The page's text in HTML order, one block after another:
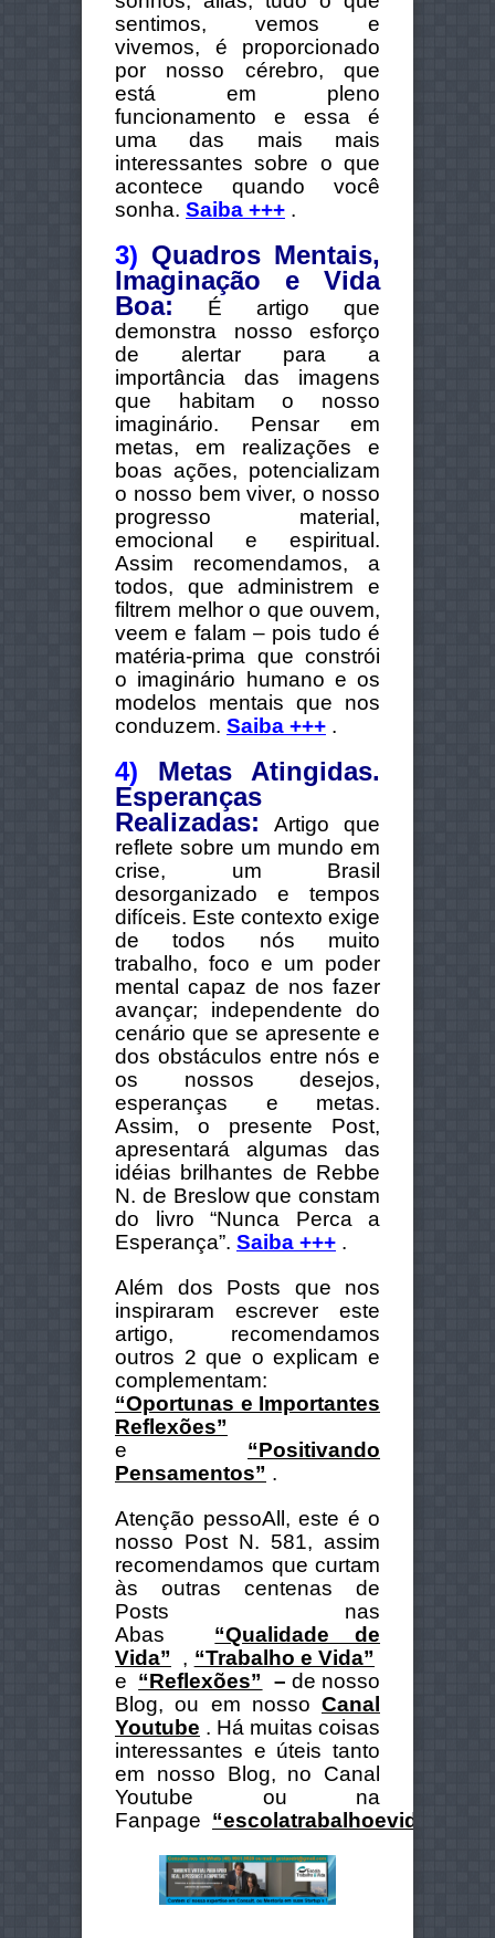
sentimos, vemos e
vivemos, é proporcionado
por nosso cérebro, que
está em pleno
funcionamento e essa é
uma das mais mais
interessantes sobre o que
acontece quando você
sonha. Saiba +++ .
3) Quadros Mentais,
Imaginação e Vida
Boa: É artigo que
demonstra nosso esforço
de alertar para a
importância das imagens
que habitam o nosso
imaginário. Pensar em
metas, em realizações e
boas ações, potencializam
o nosso bem viver, o nosso
progresso material,
emocional e espiritual.
Assim recomendamos, a
todos, que administrem e
filtrem melhor o que ouvem,
veem e falam – pois tudo é
matéria-prima que constrói
o imaginário humano e os
modelos mentais que nos
conduzem. Saiba +++ .
4) Metas Atingidas.
Esperanças
Realizadas: Artigo que
reflete sobre um mundo em
crise, um Brasil
desorganizado e tempos
difíceis. Este contexto exige
de todos nós muito
trabalho, foco e um poder
mental capaz de nos fazer
avançar; independente do
cenário que se apresente e
dos obstáculos entre nós e
os nossos desejos,
esperanças e metas.
Assim, o presente Post,
apresentará algumas das
idéias brilhantes de Rebbe
N. de Breslow que constam
do livro “Nunca Perca a
Esperança”. Saiba +++ .
Além dos Posts que nos
inspiraram escrever este
artigo, recomendamos
outros 2 que o explicam e
complementam:
“Oportunas e Importantes
Reflexões”
e “Positivando
Pensamentos” .
Atenção pessoAll, este é o
nosso Post N. 581, assim
recomendamos que curtam
às outras centenas de
Posts nas
Abas “Qualidade de
Vida” , “Trabalho e Vida”
e “Reflexões” – de nosso
Blog, ou em nosso Canal
Youtube . Há muitas coisas
interessantes e úteis tanto
em nosso Blog, no Canal
Youtube ou na
Fanpage “escolatrabalhoevida”